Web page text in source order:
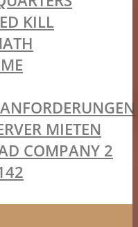
KILL
MIETEN
COMPANY 2